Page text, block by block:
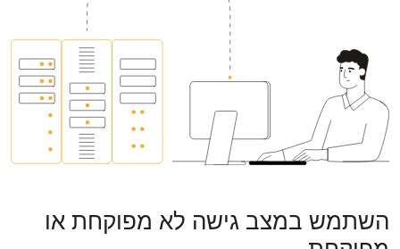
השתמש במצב גישה לא מפוקחת או